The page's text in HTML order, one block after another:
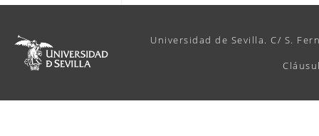
Universidad de Sevilla. C/ S.